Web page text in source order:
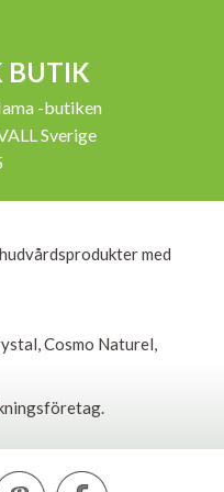
BUTIK
-butiken
Sverige
med
Cosmo Naturel,